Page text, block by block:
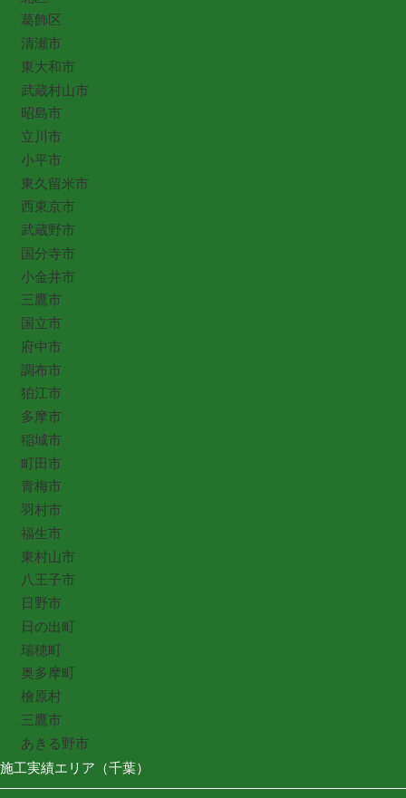
葛飾区
清瀬市
東大和市
武蔵村山市
昭島市
立川市
小平市
東久留米市
西東京市
武蔵野市
国分寺市
小金井市
三鷹市
国立市
府中市
調布市
狛江市
多摩市
稲城市
町田市
青梅市
羽村市
福生市
東村山市
八王子市
日野市
日の出町
瑞穂町
奥多摩町
檜原村
三鷹市
あきる野市
施工実績エリア（千葉）